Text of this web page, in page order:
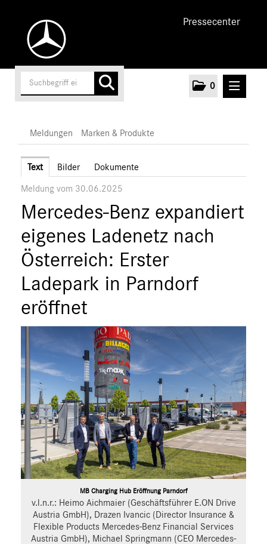
Pressecenter
0
Unternehmen
Cars
Vans
Marken & Produkte
MEDIA
ÜBER UNS
ANSPRECHPARTNER
Meldungen Marken & Produkte
Text Bilder Dokumente
Meldung vom 30.06.2025
Mercedes-Benz expandiert
eigenes Ladenetz nach
Österreich: Erster
Ladepark in Parndorf
eröffnet
MB Charging Hub Eröffnung Parndorf
v.l.n.r.: Heimo Aichmaier (Geschäftsführer E.ON Drive
Austria GmbH), Drazen Ivancic (Director Insurance &
Flexible Products Mercedes-Benz Financial Services
Austria GmbH), Michael Springmann (CEO Mercedes-